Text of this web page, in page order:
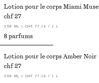
Lotion pour le corps Miami Muse
chf 27
350 ML | CHF 77.14 / 1 L
8 parfums
Lotion pour le corps Amber Noir
chf 27
350 ML | CHF 77.14 / 1 L